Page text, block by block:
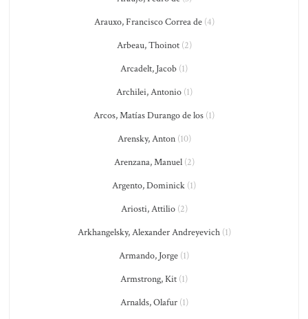
Arauxo, Francisco Correa de(4)
Arbeau, Thoinot(2)
Arcadelt, Jacob (1)
Archilei, Antonio(1)
Arcos, Matías Durango de los (1)
Arensky, Anton(10)
Arenzana, Manuel(2)
Argento, Dominick (1)
Ariosti, Attilio(2)
Arkhangelsky, Alexander Andreyevich(1)
Armando, Jorge (1)
Armstrong, Kit (1)
Arnalds, Olafur(1)